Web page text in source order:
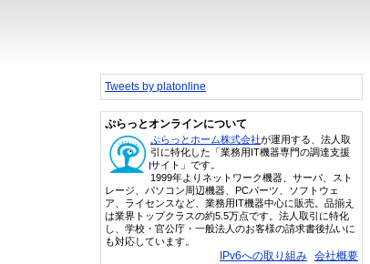
Tweets by platonline
ぷらっとオンラインについて
ぷらっとホーム株式会社が運用する、法人取
引に特化した「業務用IT機器専門の調達支援
サイト」です。
1999年よりネットワーク機器、サーバ、スト
レージ、パソコン周辺機器、PCパーツ、ソフトウェ
ア、ライセンスなど、業務用IT機器中心に販売。品揃え
は業界トップクラスの約5.5万点です。法人取引に特化
し、学校・官公庁・一般法人のお客様の請求書後払いに
も対応しています。
IPv6への取り組み 会社概要